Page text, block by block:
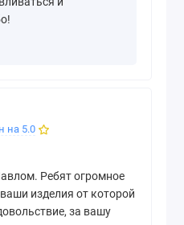
на 5.0
Ребят огромное
изделия от которой
за вашу